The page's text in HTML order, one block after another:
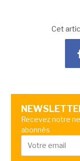
Cet
Recevez notre
abonnés